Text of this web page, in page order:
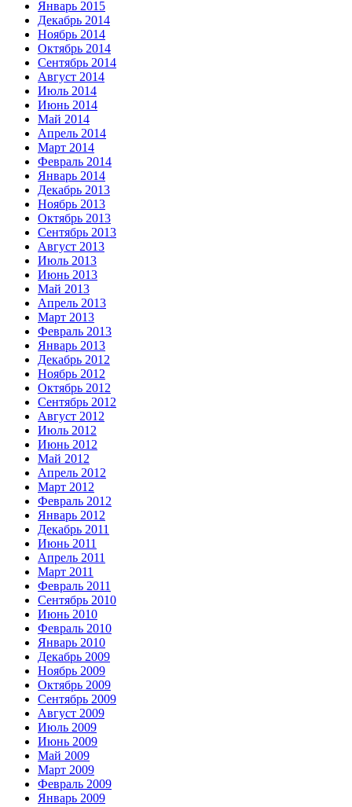
Январь 2015
Декабрь 2014
Ноябрь 2014
Октябрь 2014
Сентябрь 2014
Август 2014
Июль 2014
Июнь 2014
Май 2014
Апрель 2014
Март 2014
Февраль 2014
Январь 2014
Декабрь 2013
Ноябрь 2013
Октябрь 2013
Сентябрь 2013
Август 2013
Июль 2013
Июнь 2013
Май 2013
Апрель 2013
Март 2013
Февраль 2013
Январь 2013
Декабрь 2012
Ноябрь 2012
Октябрь 2012
Сентябрь 2012
Август 2012
Июль 2012
Июнь 2012
Май 2012
Апрель 2012
Март 2012
Февраль 2012
Январь 2012
Декабрь 2011
Июнь 2011
Апрель 2011
Март 2011
Февраль 2011
Сентябрь 2010
Июнь 2010
Февраль 2010
Январь 2010
Декабрь 2009
Ноябрь 2009
Октябрь 2009
Сентябрь 2009
Август 2009
Июль 2009
Июнь 2009
Май 2009
Март 2009
Февраль 2009
Январь 2009